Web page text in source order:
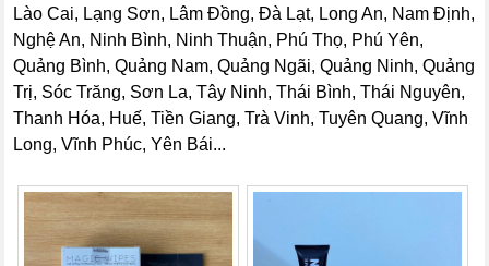
Lào Cai, Lạng Sơn, Lâm Đồng, Đà Lạt, Long An, Nam Định,
Nghệ An, Ninh Bình, Ninh Thuận, Phú Thọ, Phú Yên,
Quảng Bình, Quảng Nam, Quảng Ngãi, Quảng Ninh, Quảng
Trị, Sóc Trăng, Sơn La, Tây Ninh, Thái Bình, Thái Nguyên,
Thanh Hóa, Huế, Tiền Giang, Trà Vinh, Tuyên Quang, Vĩnh
Long, Vĩnh Phúc, Yên Bái...